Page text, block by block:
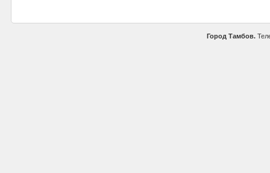
Город Тамбов.